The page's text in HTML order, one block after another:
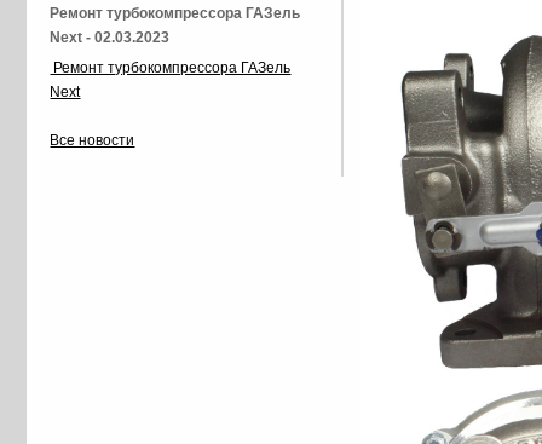
Ремонт турбокомпрессора ГАЗель
Next - 02.03.2023
Ремонт турбокомпрессора ГАЗель
Next
Все новости